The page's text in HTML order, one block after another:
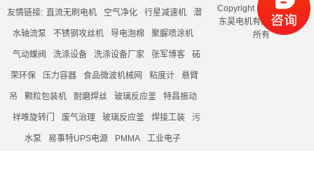
友情链接: 直流无刷电机 空气净化 行星减速机 潜
水轴流泵 不锈钢攻丝机 导电泡棉 聚脲喷涂机
气动蝶阀 洗涤设备 洗涤设备厂家 张军博客 砳
荣环保 压力容器 食品微波机械网 粘度计 悬臂
吊 颗粒包装机 耐磨焊丝 玻璃反应釜 特昌振动
祥唯旋转门 废气治理 玻璃反应釜 焊接工装 污
水泵 易事特UPS电源 PMMA 工业电子
Copyright @ 2019 东莞
东昊电机有限公司 版权
所有